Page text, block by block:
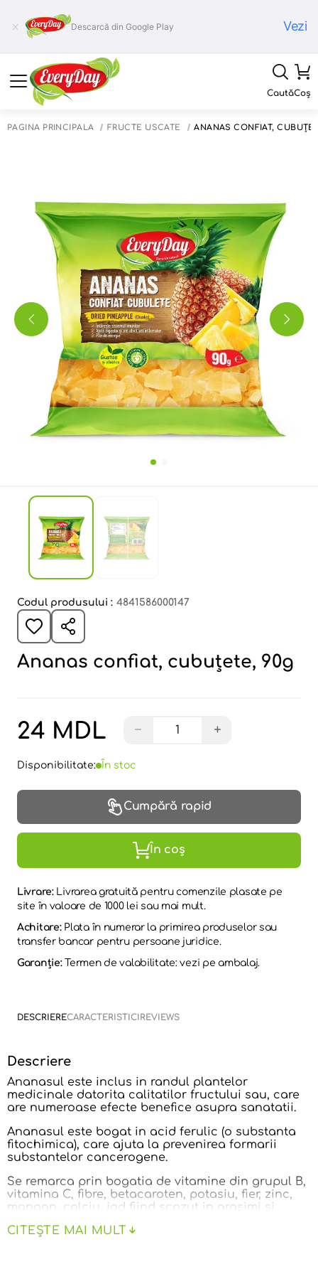
Descarcă din Google Play Vezi
CautăCoș
PAGINA PRINCIPALĂ FRUCTE USCATE ANANAS CONFIAT,
Codul produsului : 4841586000147
Ananas confiat, cubuțete, 90g
24 MDL − +
Disponibilitate: În stoc
Cumpără rapid
În coș
Livrare: Livrarea gratuită pentru comenzile plasate pe
site în valoare de 1000 lei sau mai mult.
Achitare: Plata în numerar la primirea produselor sau
transfer bancar pentru persoane juridice.
Garanție:Termen de valabilitate: vezi pe ambalaj.
DESCRIERECARACTERISTICIREVIEWS
Descriere
Ananasul este inclus in randul plantelor
medicinale datorita calitatilor fructului sau, care
are numeroase efecte benefice asupra sanatatii.
Ananasul este bogat in acid ferulic (o substanta
fitochimica), care ajuta la prevenirea formarii
substantelor cancerogene.
Se remarca prin bogatia de vitamine din grupul B,
vitamina C, fibre, betacaroten, potasiu, fier, zinc,
mangan, calciu, iod fiind scazut in grasimi si
CITEȘTE MAI MULT